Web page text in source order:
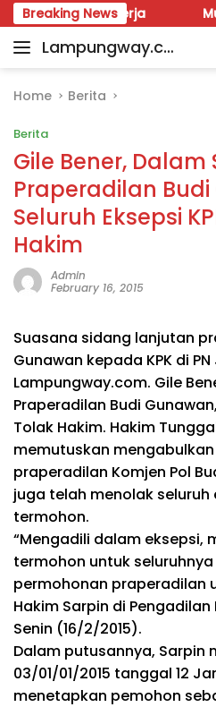
Skip
to
content
Breaking News
Kerja Munir:
Lampungway.co
Portal
Daerah
Terpercaya
dan
Terupdate
Home Berita
Berita
Gile Bener, Dalam
Praperadilan
Seluruh Eksepsi
Hakim
Admin
February 16, 2015
Suasana sidang lanjutan
Gunawan kepada KPK di
Lampungway.com. Gile
Praperadilan Budi
Tolak Hakim. Hakim
memutuskan
praperadilan Komjen Pol
juga telah menolak seluruh
termohon.
“Mengadili dalam eksepsi,
termohon untuk
permohonan praperadilan
Hakim Sarpin di
Senin (16/2/2015).
Dalam putusannya, Sarpin
03/01/01/2015 tanggal 12
menetapkan pemohon